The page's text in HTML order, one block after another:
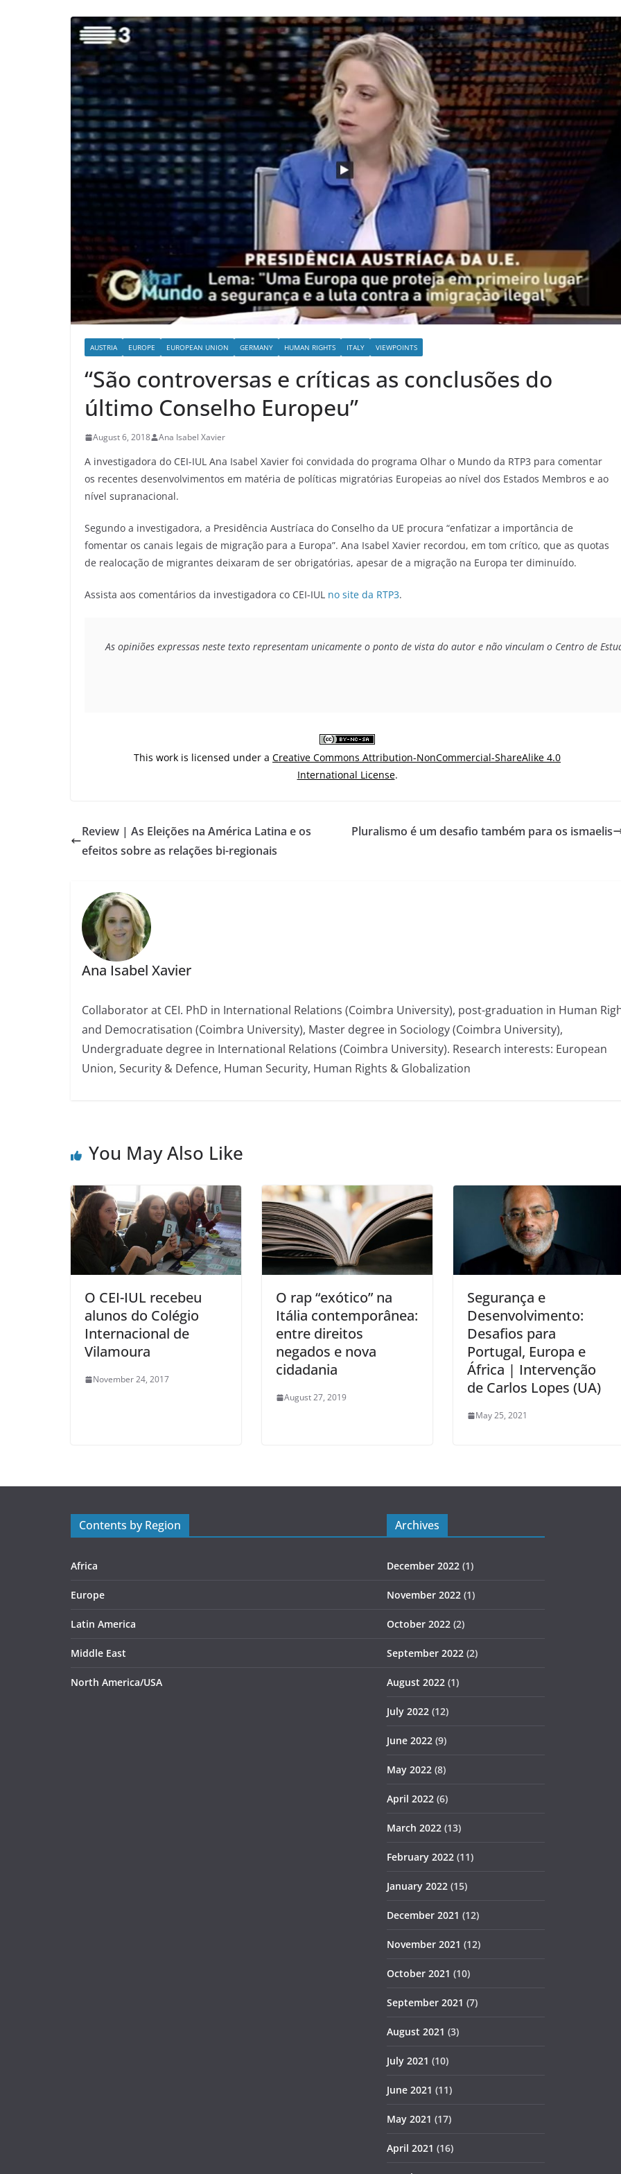
AUSTRIA EUROPE EUROPEAN UNION GERMANY HUMAN RIGHTS ITALY VIEWPOINTS
“São controversas e críticas as conclusões do
último Conselho Europeu”
August 6, 2018 Ana Isabel Xavier
A investigadora do CEI-IUL Ana Isabel Xavier foi convidada do programa Olhar o Mundo da RTP3 para comentar
os recentes desenvolvimentos em matéria de políticas migratórias Europeias ao nível dos Estados Membros e ao
nível supranacional.
Segundo a investigadora, a Presidência Austríaca do Conselho da UE procura “enfatizar a importância de
fomentar os canais legais de migração para a Europa”. Ana Isabel Xavier recordou, em tom crítico, que as quotas
de realocação de migrantes deixaram de ser obrigatórias, apesar de a migração na Europa ter diminuído.
Assista aos comentários da investigadora co CEI-IUL no site da RTP3.
As opiniões expressas neste texto representam unicamente o ponto de vista do autor e não vinculam o Centro de
This work is licensed under a Creative Commons Attribution-NonCommercial-ShareAlike 4.0
International License.
Review | As Eleições na América Latina e os
efeitos sobre as relações bi-regionais
Pluralismo é um desafio também para os ismaelis
Ana Isabel Xavier
Collaborator at CEI. PhD in International Relations (Coimbra University), post-graduation in Human
and Democratisation (Coimbra University), Master degree in Sociology (Coimbra University),
Undergraduate degree in International Relations (Coimbra University). Research interests: European
Union, Security & Defence, Human Security, Human Rights & Globalization
You May Also Like
O CEI-IUL recebeu
alunos do Colégio
Internacional de
Vilamoura
November 24, 2017
O rap “exótico” na
Itália contemporânea:
entre direitos
negados e nova
cidadania
August 27, 2019
Segurança e
Desenvolvimento:
Desafios para
Portugal, Europa e
África | Intervenção
de Carlos Lopes (UA)
May 25, 2021
Contents by Region
Africa
Europe
Latin America
Middle East
North America/USA
Archives
December 2022 (1)
November 2022 (1)
October 2022 (2)
September 2022 (2)
August 2022 (1)
July 2022 (12)
June 2022 (9)
May 2022 (8)
April 2022 (6)
March 2022 (13)
February 2022 (11)
January 2022 (15)
December 2021 (12)
November 2021 (12)
October 2021 (10)
September 2021 (7)
August 2021 (3)
July 2021 (10)
June 2021 (11)
May 2021 (17)
April 2021 (16)